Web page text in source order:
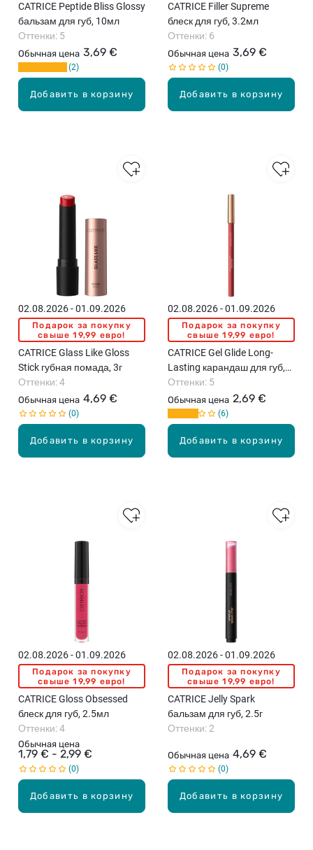
Добавить в корзину
CATRICE Peptide Bliss Glossy
бальзам для губ, 10мл
Обычная цена 3,69 €
Оттенки: 5
2
Добавить в корзину
CATRICE Filler Supreme
блеск для губ, 3.2мл
Обычная цена 3,69 €
Оттенки: 6
0
Добавить в корзину
02.08.2026 - 01.09.2026
Подарок за покупку
свыше 19,99 евро!
CATRICE Glass Like Gloss
Stick губная помада, 3г
Обычная цена 4,69 €
Оттенки: 4
0
Добавить в корзину
02.08.2026 - 01.09.2026
Подарок за покупку
свыше 19,99 евро!
CATRICE Gel Glide Long-
Lasting карандаш для губ,
1.5г
Обычная цена 2,69 €
Оттенки: 5
6
Добавить в корзину
02.08.2026 - 01.09.2026
Подарок за покупку
свыше 19,99 евро!
CATRICE Gloss Obsessed
блеск для губ, 2.5мл
Обычная цена
1,79 € - 2,99 €
Оттенки: 4
0
Добавить в корзину
02.08.2026 - 01.09.2026
Подарок за покупку
свыше 19,99 евро!
CATRICE Jelly Spark
бальзам для губ, 2.5г
Обычная цена 4,69 €
Оттенки: 2
0